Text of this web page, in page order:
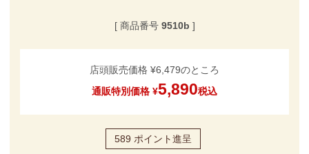
商品番号 9510b
店頭販売価格 ¥6,479のところ
通販特別価格 ¥5,890税込
589 ポイント進呈